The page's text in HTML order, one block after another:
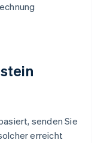
senden Sie
erreicht